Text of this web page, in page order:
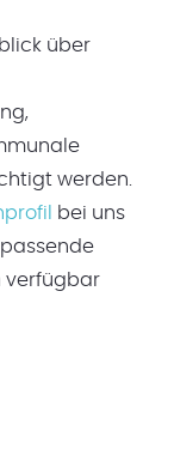
über
werden.
bei uns
verfügbar